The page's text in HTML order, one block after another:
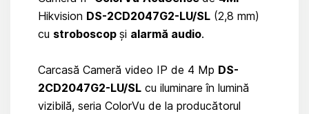
Hikvision DS-2CD2047G2-LU/SL (2,8 mm)
cu stroboscop și alarmă audio.
Carcasă Cameră video IP de 4 Mp DS-
2CD2047G2-LU/SL cu iluminare în lumină
vizibilă, seria ColorVu de la producătorul